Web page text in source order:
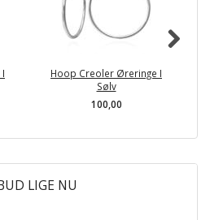
Hoop Creoler Øreringe I
Sølv
100,00
LIGE NU